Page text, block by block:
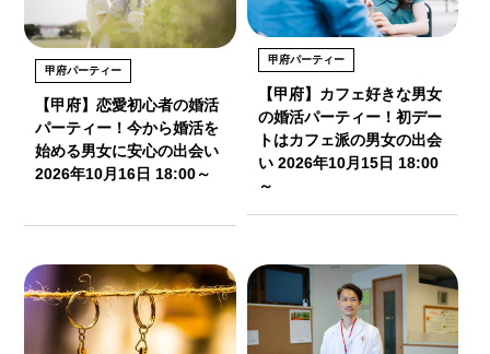
甲府パーティー
【甲府】恋愛初心者の婚活
パーティー！今から婚活を
始める男女に安心の出会い
2026年10月16日 18:00～
甲府パーティー
【甲府】カフェ好きな男女
の婚活パーティー！初デー
トはカフェ派の男女の出会
い 2026年10月15日 18:00
～